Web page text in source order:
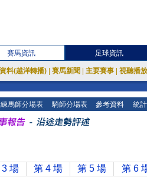
賽馬資訊 足球資訊
料(越洋轉播) 賽馬新聞 主要賽事 視聽播
練馬師分場表 騎師分場表 參考資料 統
3 場 第 4 場 第 5 場 第 6